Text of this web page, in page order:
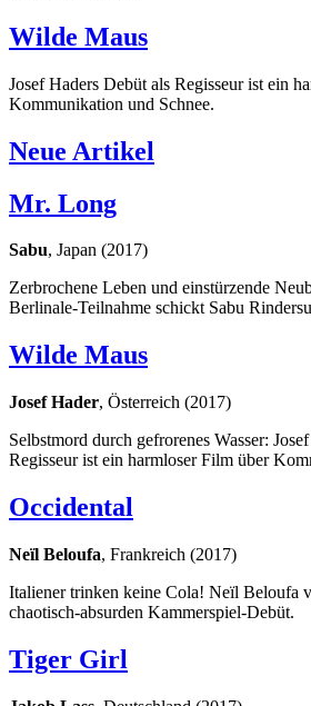
Wilde Maus
Josef Haders Debüt als Regisseur ist ein
Kommunikation und Schnee.
Neue Artikel
Mr. Long
Sabu, Japan (2017)
Zerbrochene Leben und einstürzende
Berlinale-Teilnahme schickt Sabu
Wilde Maus
Josef Hader, Österreich (2017)
Selbstmord durch gefrorenes Wasser:
Regisseur ist ein harmloser Film über
Occidental
Neïl Beloufa, Frankreich (2017)
Italiener trinken keine Cola! Neïl Beloufa
chaotisch-absurden Kammerspiel-Debüt.
Tiger Girl